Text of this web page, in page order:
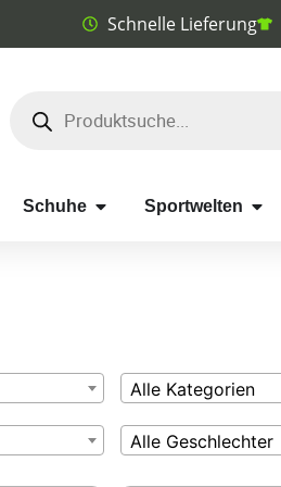
Schnelle Lieferung
Schuhe Sportwelten
Alle Kategorien
Alle Geschlechter